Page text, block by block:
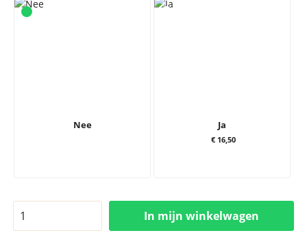
Nee Ja
€ 16,50
In mijn winkelwagen